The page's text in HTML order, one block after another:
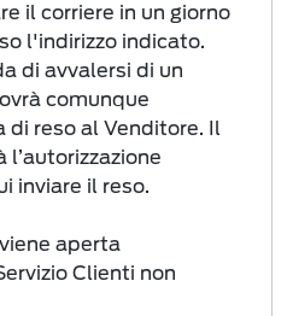
il corriere in un giorno
l'indirizzo indicato.
di avvalersi di un
comunque
di reso al Venditore. Il
inviare il reso.
aperta
Clienti non